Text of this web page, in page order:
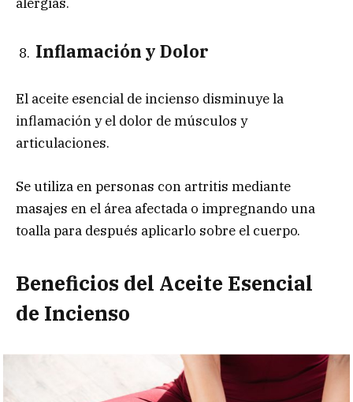
Inflamación y Dolor
El aceite esencial de incienso disminuye la
inflamación y el dolor de músculos y
articulaciones.
Se utiliza en personas con artritis mediante
masajes en el área afectada o impregnando una
toalla para después aplicarlo sobre el cuerpo.
Beneficios del Aceite Esencial
de Incienso